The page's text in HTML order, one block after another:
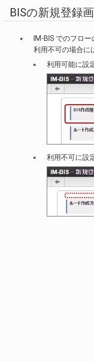
BISの新規登録
IM-BIS でのフロ
利用不可の場合に
利用可能に設
利用不可に設